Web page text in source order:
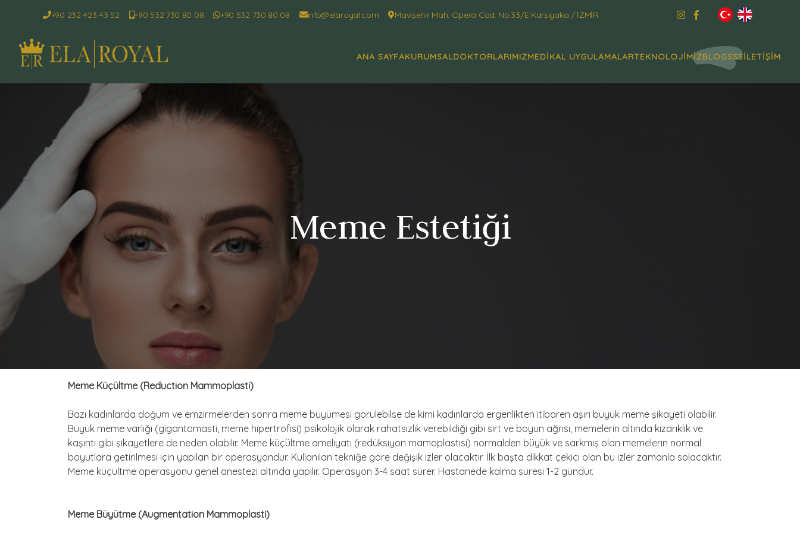
+90 232 423 43 52 +90 532 730 80 08 +90 532 730 80 08 info@elaroyal.com Mavişehir Mah. Opera Cad. No:33/E Karşıyaka / İZMİR
ANA SAYFAKURUMSALDOKTORLARIMIZMEDİKAL UYGULAMALARTEKNOLOJİMİZBLOGSSSİLETİŞİM
Meme Estetiği
Meme Küçültme (Reduction Mammoplasti)
Bazı kadınlarda doğum ve emzirmelerden sonra meme büyümesi görülebilse de kimi kadınlarda ergenlikten itibaren aşırı büyük meme şikayeti olabilir.
Büyük meme varlığı (gigantomasti, meme hipertrofisi) psikolojik olarak rahatsızlık verebildiği gibi sırt ve boyun ağrısı, memelerin altında kızarıklık ve
kaşıntı gibi şikayetlere de neden olabilir. Meme küçültme ameliyatı (redüksiyon mamoplastisi) normalden büyük ve sarkmış olan memelerin normal
boyutlara getirilmesi için yapılan bir operasyondur. Kullanılan tekniğe göre değişik izler olacaktır. İlk başta dikkat çekici olan bu izler zamanla solacaktır.
Meme küçültme operasyonu genel anestezi altında yapılır. Operasyon 3-4 saat sürer. Hastanede kalma süresi 1-2 gündür.
Meme Büyütme (Augmentation Mammoplasti)